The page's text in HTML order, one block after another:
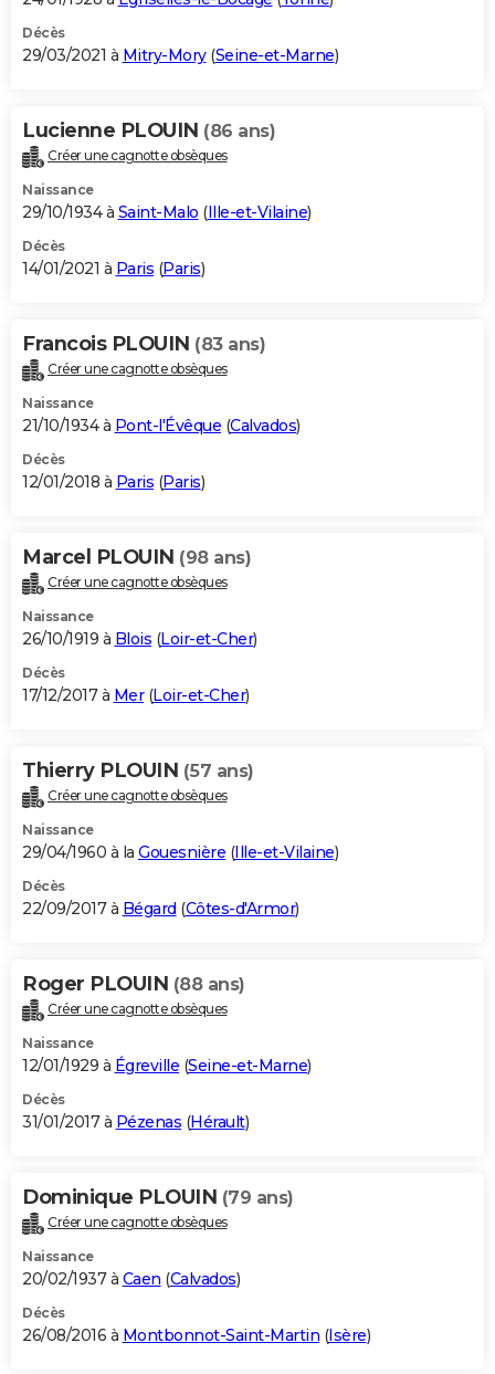
Décès
29/03/2021 à Mitry-Mory(Seine-et-Marne)
Lucienne PLOUIN (86 ans)
Créer une cagnotte obsèques
Naissance
29/10/1934 à Saint-Malo (Ille-et-Vilaine)
Décès
14/01/2021 à Paris (Paris)
Francois PLOUIN (83 ans)
Créer une cagnotte obsèques
Naissance
21/10/1934 à Pont-l'Évêque (Calvados)
Décès
12/01/2018 à Paris (Paris)
Marcel PLOUIN (98 ans)
Créer une cagnotte obsèques
Naissance
26/10/1919 à Blois (Loir-et-Cher)
Décès
17/12/2017 à Mer(Loir-et-Cher)
Thierry PLOUIN (57 ans)
Créer une cagnotte obsèques
Naissance
29/04/1960 à la Gouesnière (Ille-et-Vilaine)
Décès
22/09/2017 à Bégard (Côtes-d'Armor)
Roger PLOUIN (88 ans)
Créer une cagnotte obsèques
Naissance
12/01/1929 à Égreville (Seine-et-Marne)
Décès
31/01/2017 à Pézenas (Hérault)
Dominique PLOUIN (79 ans)
Créer une cagnotte obsèques
Naissance
20/02/1937 à Caen (Calvados)
Décès
26/08/2016 à Montbonnot-Saint-Martin (Isère)